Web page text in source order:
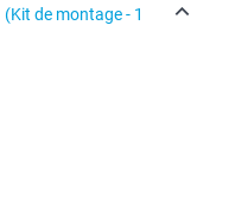
(Kit de montage - 1